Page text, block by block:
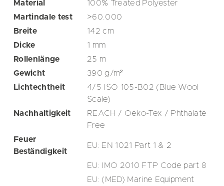
Material
100% Treated Polyester
Martindale test
>60.000
Breite
142cm
Dicke
1 mm
Rollenlänge
25 m
Gewicht
390g/m²
Lichtechtheit
4/5 ISO 105-B02 (Blue Wool
Scale)
Nachhaltigkeit
REACH / Oeko-Tex / Phthalate
Free
Feuer
Beständigkeit
EU: EN 1021 Part 1 & 2
EU: IMO 2010 FTP Code part 8
EU: (MED) Marine Equipment